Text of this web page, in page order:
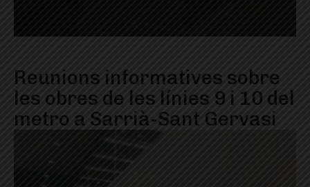
Reunions informatives sobre
les obres de les línies 9 i 10 del
metro a Sarrià-Sant Gervasi